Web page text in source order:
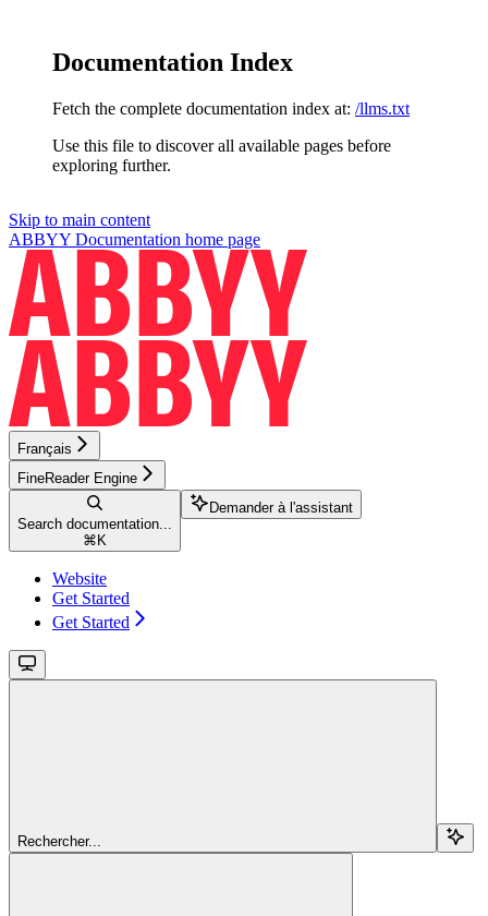
Documentation Index
Fetch the complete documentation index at: /llms.txt
Use this file to discover all available pages before
exploring further.
Skip to main content
ABBYY Documentation home page
Français
FineReader Engine
Search documentation...
⌘ K
Demander à l'assistant
Website
Get Started
Get Started
Rechercher...